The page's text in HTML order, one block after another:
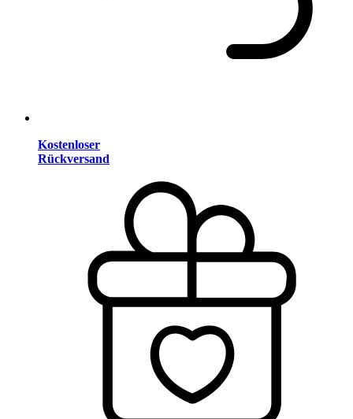
Kostenloser
Rückversand